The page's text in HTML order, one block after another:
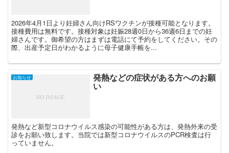
2026年4月1日より妊婦さん向けRSワクチンが接種可能となります。
接種費用は無料です。接種対象は妊娠28週0日から36週6日までの妊
婦さんです。御希望の方はまずは電話にて予約をしてください。その
際、出産予定日がわかるように母子健康手帳を...
お知らせ 発熱などの症状がある方へのお願
い
発熱など新型コロナウイルス感染の可能性がある方は、発熱外来の受
診をお願い致します。当院では新型コロナウイルスのPCR検査は行
っていません。